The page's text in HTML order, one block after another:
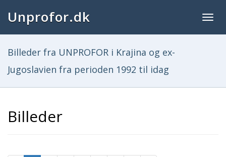
Unprofor.dk
Billeder fra UNPROFOR i Krajina og ex-
Jugoslavien fra perioden 1992 til idag
Billeder